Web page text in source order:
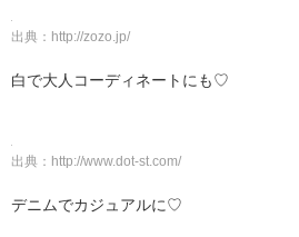
出典： http://zozo.jp/
白で大人コーディネートにも♡
出典： http://www.dot-st.com/
デニムでカジュアルに♡